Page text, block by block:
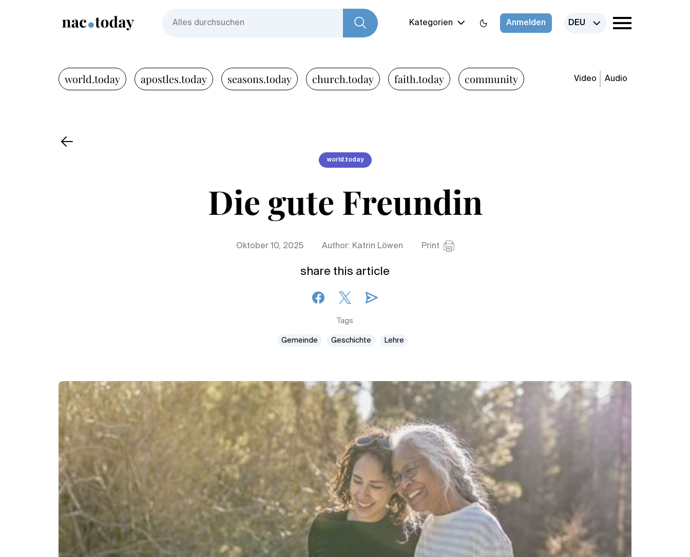
Kategorien Anmelden DEU
world.today apostles.today seasons.today church.today faith.today community Video Audio
world.today
Die gute Freundin
Oktober 10, 2025 Author: Katrin Löwen Print
share this article
Tags
Gemeinde Geschichte Lehre